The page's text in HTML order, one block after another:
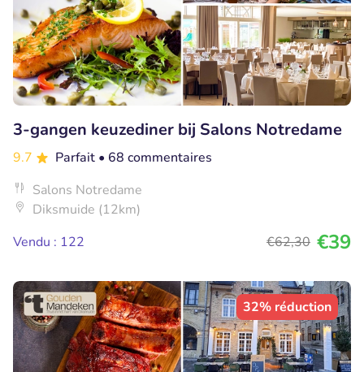
3-gangen keuzediner bij Salons Notredame
9.7 Parfait • 68 commentaires
Salons Notredame
Diksmuide (12km)
Vendu : 122
€62,30 €39
32% réduction